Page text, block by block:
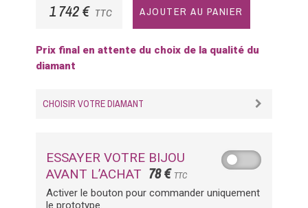
1 742 € TTC AJOUTER AU PANIER
Prix final en attente du choix de la qualité du
diamant
CHOISIR VOTRE DIAMANT
ESSAYER VOTRE BIJOU
AVANT L’ACHAT 78 € TTC
Activer le bouton pour commander uniquement
le prototype.